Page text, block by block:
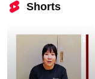
Shorts